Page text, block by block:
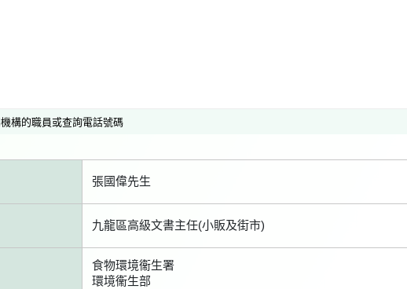
構的職員或查詢電話號碼
張國偉先生
九龍區高級文書主任(小販及街市)
食物環境衞生署
環境衞生部